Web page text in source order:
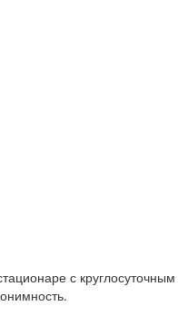
с круглосуточным